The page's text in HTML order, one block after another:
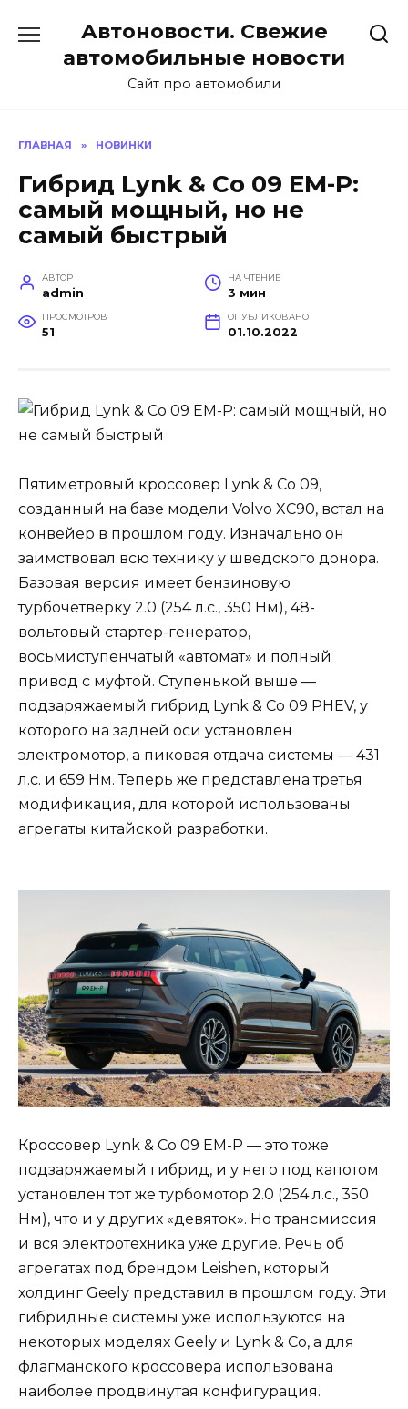
содержанию
Автоновости. Свежие
автомобильные новости
Сайт про автомобили
ГЛАВНАЯ » НОВИНКИ
Гибрид Lynk & Co 09 EM-P:
самый мощный, но не
самый быстрый
АВТОР
admin
НА ЧТЕНИЕ
3 мин
ПРОСМОТРОВ
51
ОПУБЛИКОВАНО
01.10.2022
Пятиметровый кроссовер Lynk & Co 09,
созданный на базе модели Volvo XC90, встал на
конвейер в прошлом году. Изначально он
заимствовал всю технику у шведского донора.
Базовая версия имеет бензиновую
турбочетверку 2.0 (254 л.с., 350 Нм), 48-
вольтовый стартер-генератор,
восьмиступенчатый «автомат» и полный
привод с муфтой. Ступенькой выше —
подзаряжаемый гибрид Lynk & Co 09 PHEV, у
которого на задней оси установлен
электромотор, а пиковая отдача системы — 431
л.с. и 659 Нм. Теперь же представлена третья
модификация, для которой использованы
агрегаты китайской разработки.
Кроссовер Lynk & Co 09 EM-P — это тоже
подзаряжаемый гибрид, и у него под капотом
установлен тот же турбомотор 2.0 (254 л.с., 350
Нм), что и у других «девяток». Но трансмиссия
и вся электротехника уже другие. Речь об
агрегатах под брендом Leishen, который
холдинг Geely представил в прошлом году. Эти
гибридные системы уже используются на
некоторых моделях Geely и Lynk & Co, а для
флагманского кроссовера использована
наиболее продвинутая конфигурация.